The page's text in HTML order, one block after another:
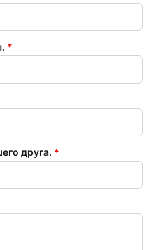
*
друга. *